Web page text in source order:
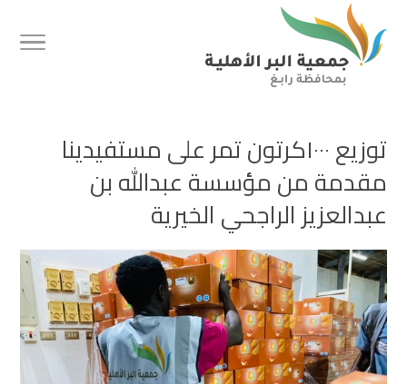
توزيع ١٠٠٠كرتون تمر على مستفيدينا
مقدمة من مؤسسة عبدالله بن
عبدالعزيز الراجحي الخيرية